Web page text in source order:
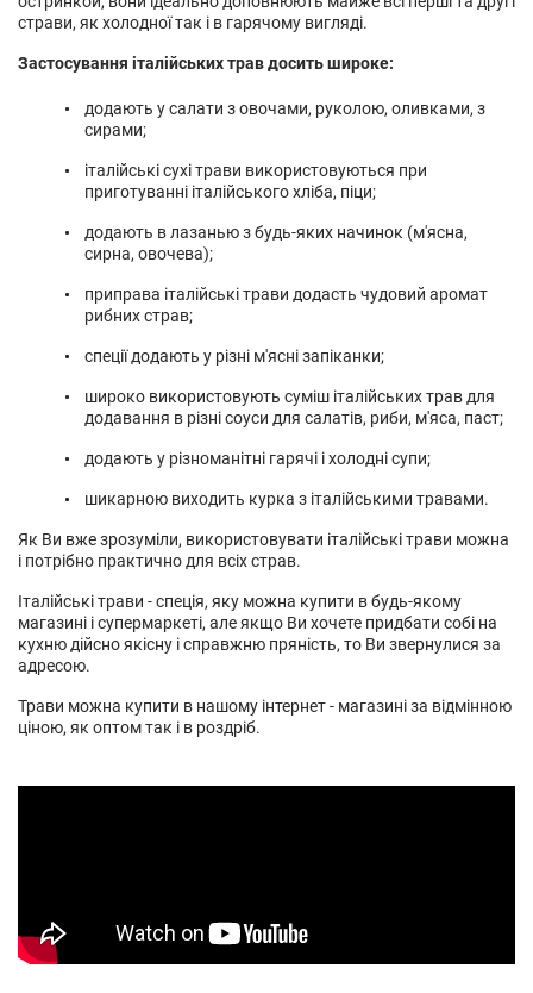
страви, як холодної так і в гарячому вигляді.
Застосування італійських трав досить широке:
додають у салати з овочами, руколою, оливками, з
сирами;
італійські сухі трави використовуються при
приготуванні італійського хліба, піци;
додають в лазанью з будь-яких начинок (м'ясна,
сирна, овочева);
приправа італійські трави додасть чудовий аромат
рибних страв;
спеції додають у різні м'ясні запіканки;
широко використовують суміш італійських трав для
додавання в різні соуси для салатів, риби, м'яса, паст;
додають у різноманітні гарячі і холодні супи;
шикарною виходить курка з італійськими травами.
Як Ви вже зрозуміли, використовувати італійські трави можна
і потрібно практично для всіх страв.
Італійські трави - спеція, яку можна купити в будь-якому
магазині і супермаркеті, але якщо Ви хочете придбати собі на
кухню дійсно якісну і справжню пряність, то Ви звернулися за
адресою.
Трави можна купити в нашому інтернет - магазині за відмінною
ціною, як оптом так і в роздріб.